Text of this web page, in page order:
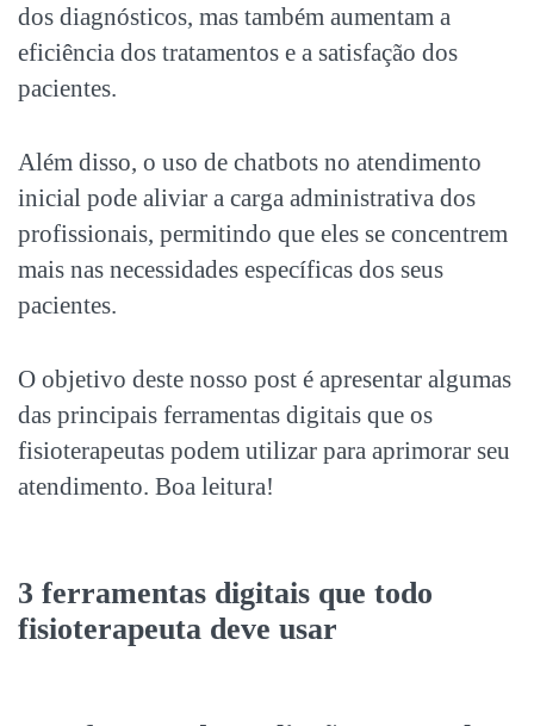
dos diagnósticos, mas também aumentam a
eficiência dos tratamentos e a satisfação dos
pacientes.
Além disso, o uso de chatbots no atendimento
inicial pode aliviar a carga administrativa dos
profissionais, permitindo que eles se concentrem
mais nas necessidades específicas dos seus
pacientes.
O objetivo deste nosso post é apresentar algumas
das principais ferramentas digitais que os
fisioterapeutas podem utilizar para aprimorar seu
atendimento. Boa leitura!
3 ferramentas digitais que todo
fisioterapeuta deve usar